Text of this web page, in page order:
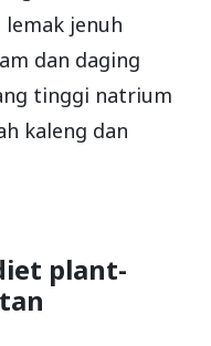
jenuh
dan daging
tinggi natrium
kaleng dan
plant-